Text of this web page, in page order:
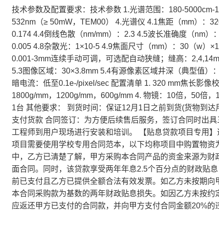
技术参数及配置要求：技术参数 1.光谱范围：180-
532nm（≥ 50mW，TEM00） 4.光谱仪 4.1焦距（mm）：
0.174 4.4倒线色散（nm/mm）：2.3 4.5波长准确度（nm
0.005 4.8杂散光：1×10-5 4.9焦面尺寸（mm）：30（w）
0.001-3mm连续手动可调，可选配自动狭缝；缝高：
5.3图像区域：30×3.8mm 5.4有源像素区域井深（典型值）
暗电流：低至0.1e-/pixel/sec 配置清单 1. 320 mm焦长影像
1800g/mm，1200g/mm，600g/mm 4. 物镜：10倍，50倍
1台 其他要求： 到货时间：保证12月1日之前到货(货物到
支付货款 合同签订：为方便后续售后服务，签订合同时出
工程师到用户现场进行安装和培训。 【贴息贷款项目专用
项目需要使用学校专用合同范本，以下均称项目中购置物
中，乙方已清楚了解，甲方采购本合同产品的资金来源为
面合同。同时，该贷款享受两年年息2.5个百分点的财政贴
前已支付且乙方已提供全额合法有效发票。如乙方未按期
本合同采购款为基数的两年财政贴息损失。如因乙方未按
应返还甲方已支付的合同款，并向甲方支付合同金额20%的